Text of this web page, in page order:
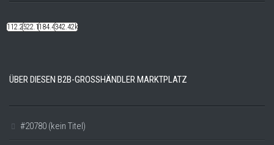
112.22k522.14k184.48k342.42k
ÜBER DIESEN B2B-GROSSHÄNDLER MARKTPLATZ
#20780 (kein Titel)